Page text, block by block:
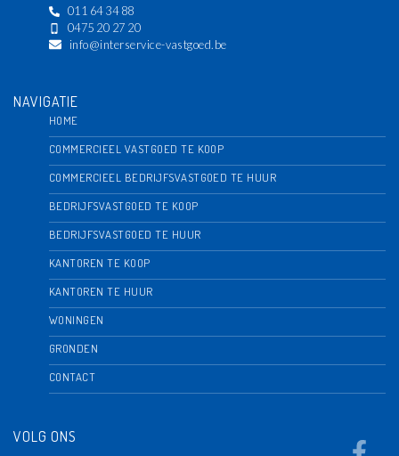
011 64 34 88
0475 20 27 20
info@interservice-vastgoed.be
NAVIGATIE
HOME
COMMERCIEEL VASTGOED TE KOOP
COMMERCIEEL BEDRIJFSVASTGOED TE HUUR
BEDRIJFSVASTGOED TE KOOP
BEDRIJFSVASTGOED TE HUUR
KANTOREN TE KOOP
KANTOREN TE HUUR
WONINGEN
GRONDEN
CONTACT
VOLG ONS